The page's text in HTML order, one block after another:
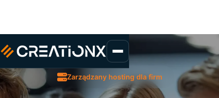
Zarządzany hosting dla firm